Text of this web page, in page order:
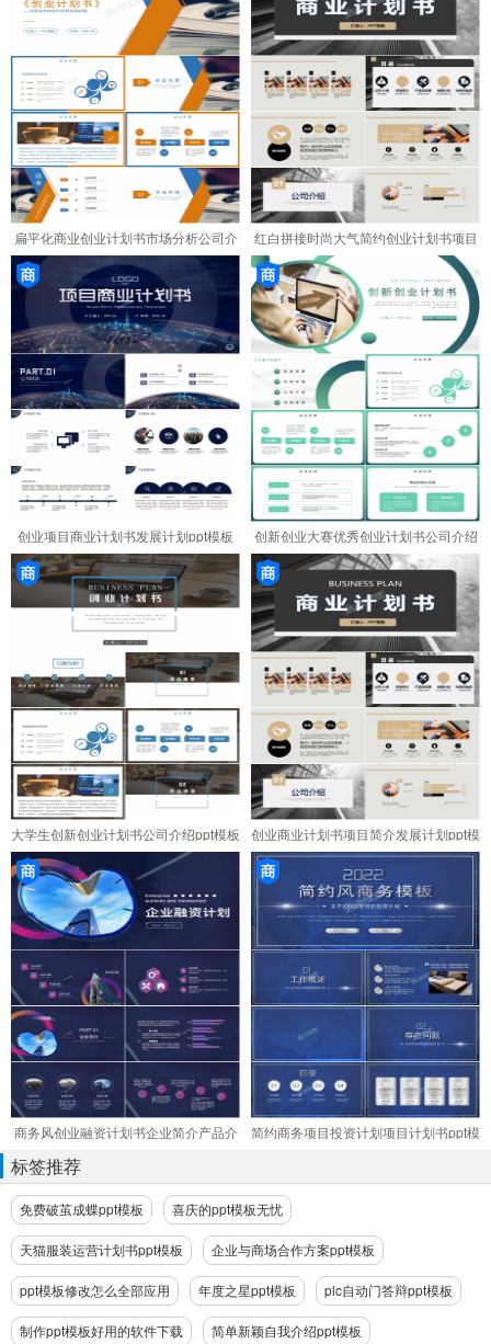
扁平化商业创业计划书市场分析公司介
绍ppt模板
红白拼接时尚大气简约创业计划书项目
介绍发展计划PPT模板
创业项目商业计划书发展计划ppt模板
创新创业大赛优秀创业计划书公司介绍
ppt
大学生创新创业计划书公司介绍ppt模板
创业商业计划书项目简介发展计划ppt模
板
商务风创业融资计划书企业简介产品介
简约商务项目投资计划项目计划书ppt模
标签推荐
免费破茧成蝶ppt模板 喜庆的ppt模板无忧
天猫服装运营计划书ppt模板 企业与商场合作方案ppt模板
ppt模板修改怎么全部应用 年度之星ppt模板 plc自动门答辩ppt模板
制作ppt模板好用的软件下载 简单新颖自我介绍ppt模板